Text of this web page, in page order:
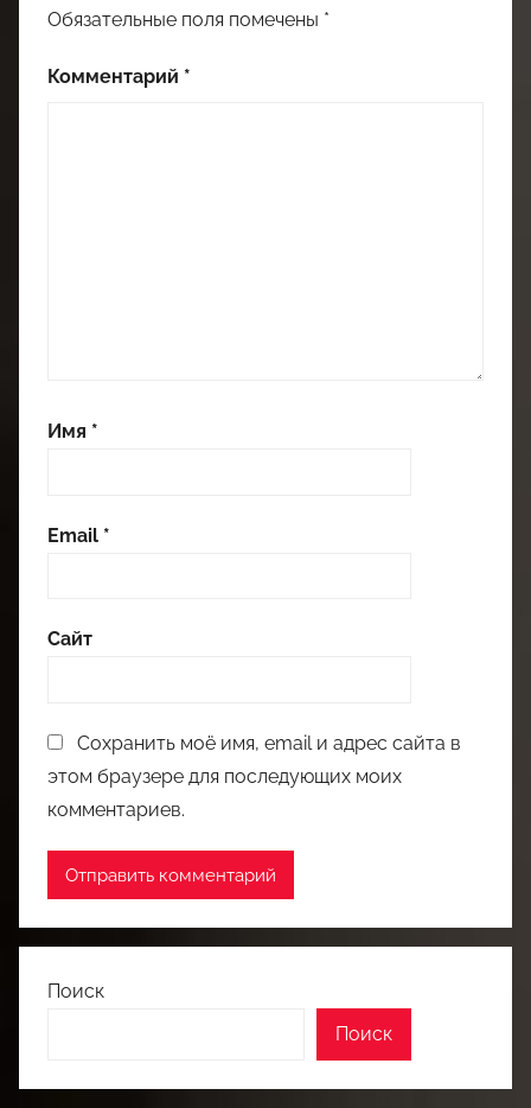
Обязательные поля помечены *
Комментарий *
Имя *
Email *
Сайт
Сохранить моё имя, email и адрес сайта в
этом браузере для последующих моих
комментариев.
Поиск
Поиск